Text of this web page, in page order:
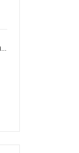
[NB-80-30A-G] Interruptor de balancín 4P 30A 250V AC T125 1E4 COLOR VERDE